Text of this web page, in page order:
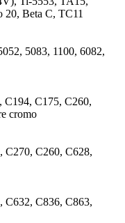
20, Beta C, TC11
5083, 1100, 6082,
C194, C175, C260,
cromo
C270, C260, C628,
C632, C836, C863,